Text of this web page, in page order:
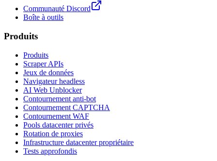
Communauté Discord
Boîte à outils
Produits
Produits
Scraper APIs
Jeux de données
Navigateur headless
AI Web Unblocker
Contournement anti-bot
Contournement CAPTCHA
Contournement WAF
Pools datacenter privés
Rotation de proxies
Infrastructure datacenter propriétaire
Tests approfondis